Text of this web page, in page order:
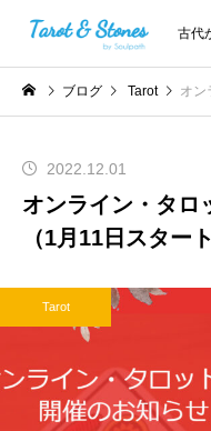
古代
ブログ Tarot オン
2022.12.01
オンライン・タロ
（1月11日スタート
Tarot